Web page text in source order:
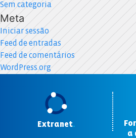
Sem categoria
Meta
Iniciar sessão
Feed de entradas
Feed de comentários
WordPress.org
Extranet.
a